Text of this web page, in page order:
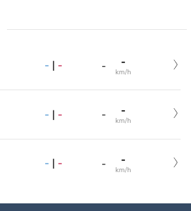
- | - - -
km/h
- | - - -
km/h
- | - - -
km/h